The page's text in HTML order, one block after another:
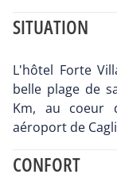
SITUATION
L'hôtel Forte
belle plage de
Km, au coeur
aéroport de
CONFORT